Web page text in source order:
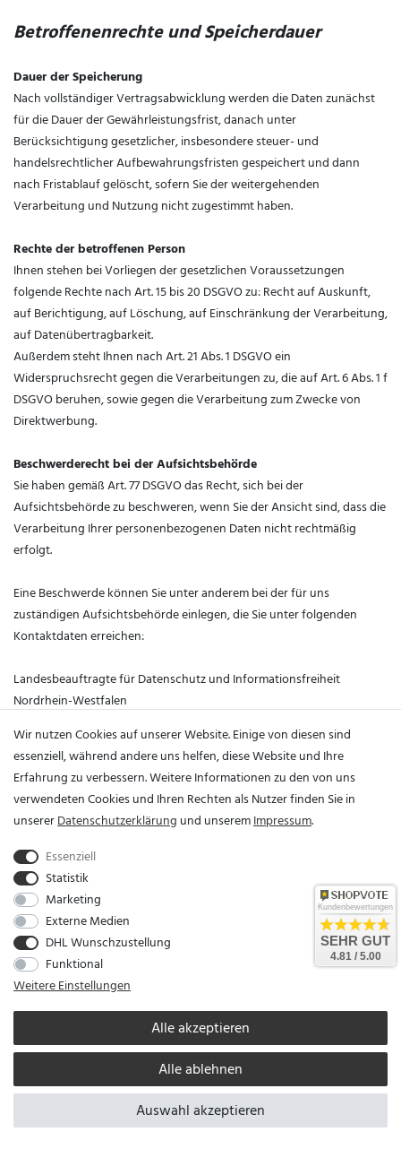
Betroffenenrechte und Speicherdauer
Dauer der Speicherung
Nach vollständiger Vertragsabwicklung werden die Daten zunächst
für die Dauer der Gewährleistungsfrist, danach unter
Berücksichtigung gesetzlicher, insbesondere steuer- und
handelsrechtlicher Aufbewahrungsfristen gespeichert und dann
nach Fristablauf gelöscht, sofern Sie der weitergehenden
Verarbeitung und Nutzung nicht zugestimmt haben.
Rechte der betroffenen Person
Ihnen stehen bei Vorliegen der gesetzlichen Voraussetzungen
folgende Rechte nach Art. 15 bis 20 DSGVO zu: Recht auf Auskunft,
auf Berichtigung, auf Löschung, auf Einschränkung der Verarbeitung,
auf Datenübertragbarkeit.
Außerdem steht Ihnen nach Art. 21 Abs. 1 DSGVO ein
Widerspruchsrecht gegen die Verarbeitungen zu, die auf Art. 6 Abs. 1 f
DSGVO beruhen, sowie gegen die Verarbeitung zum Zwecke von
Direktwerbung.
Beschwerderecht bei der Aufsichtsbehörde
Sie haben gemäß Art. 77 DSGVO das Recht, sich bei der
Aufsichtsbehörde zu beschweren, wenn Sie der Ansicht sind, dass die
Verarbeitung Ihrer personenbezogenen Daten nicht rechtmäßig
erfolgt.
Eine Beschwerde können Sie unter anderem bei der für uns
zuständigen Aufsichtsbehörde einlegen, die Sie unter folgenden
Kontaktdaten erreichen:
Landesbeauftragte für Datenschutz und Informationsfreiheit
Nordrhein-Westfalen
40102 Düsseldorf
Tel.: +49 211 384240
Fax: +49 211 38424999
E-Mail: poststelle@ldi.nrw.de
Widerspruchsrecht
Beruhen die hier aufgeführten personenbezogenen
Datenverarbeitungen auf Grundlage unseres berechtigten Interesses
nach Art. 6 Abs. 1 lit. f DSGVO, haben Sie das Recht aus Gründen, die
sich aus Ihrer besonderen Situation ergeben, jederzeit diesen
Verarbeitungen mit Wirkung für die Zukunft zu widersprechen.
Nach erfolgtem Widerspruch wird die Verarbeitung der betroffenen
Gründe für die Verarbeitung nachweisen, die Ihren Interessen,
Rechten und Freiheiten überwiegen, oder wenn die Verarbeitung der
Geltendmachung, Ausübung oder Verteidigung von
Rechtsansprüchen dient.
letzte Aktualisierung: 22.10.2024
Wir nutzen Cookies auf unserer Website. Einige von diesen sind
essenziell, während andere uns helfen, diese Website und Ihre
Erfahrung zu verbessern. Weitere Informationen zu den von uns
verwendeten Cookies und Ihren Rechten als Nutzer finden Sie in
unsererDaten­schutz­erklärung und unseremImpressum.
Essenziell
Statistik
Marketing
Externe Medien
DHL Wunschzustellung
Funktional
Weitere Einstellungen
Alle akzeptieren
Alle ablehnen
Auswahl akzeptieren
Kundenbewertungen
SEHR GUT
4.81 / 5.00